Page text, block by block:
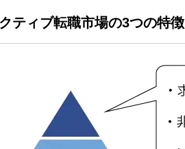
ティブ転職市場の3つの特徴